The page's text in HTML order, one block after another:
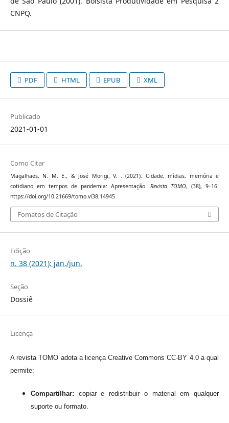
CNPQ.
PDF HTML EPUB XML
Publicado
2021-01-01
Como Citar
Magalhaes, N. M. E., & José Morigi, V. . (2021). Cidade, mídias, memória e
cotidiano em tempos de pandemia: Apresentação.Revista TOMO, (38), 9–16.
https://doi.org/10.21669/tomo.vi38.14945
Fomatos de Citação
Edição
n. 38 (2021): jan./jun.
Seção
Dossiê
Licença
A revista TOMO adota a licença Creative Commons CC-BY 4.0 a qual
permite:
Compartilhar: copiar e redistribuir o material em qualquer
suporte ou formato.